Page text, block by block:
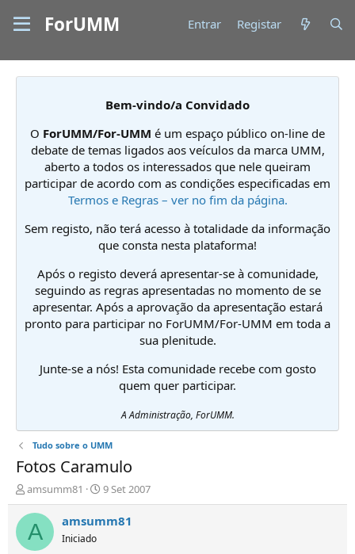
ForUMM Entrar Registar
Bem-vindo/a Convidado
O ForUMM/For-UMM é um espaço público on-line de
debate de temas ligados aos veículos da marca UMM,
aberto a todos os interessados que nele queiram
participar de acordo com as condições especificadas em
Termos e Regras – ver no fim da página.
Sem registo, não terá acesso à totalidade da informação
que consta nesta plataforma!
Após o registo deverá apresentar-se à comunidade,
seguindo as regras apresentadas no momento de se
apresentar. Após a aprovação da apresentação estará
pronto para participar no ForUMM/For-UMM em toda a
sua plenitude.
Junte-se a nós! Esta comunidade recebe com gosto
quem quer participar.
A Administração, ForUMM.
Tudo sobre o UMM
Fotos Caramulo
I
n
i
c
i
amsumm81
D
a
t
9 Set 2007
A amsumm81
Iniciado